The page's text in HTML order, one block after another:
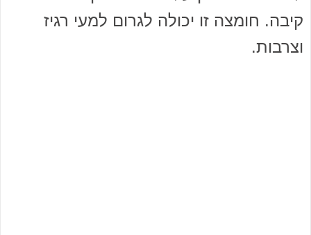
קיבה. חומצה זו יכולה לגרום למעי רגיז
וצרבות.